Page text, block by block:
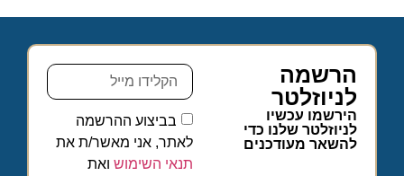
הרשמה
לניוזלטר
הירשמו עכשיו
לניוזלטר שלנו כדי
להשאר מעודכנים
בביצוע ההרשמה
לאתר, אני מאשר/ת את
תנאי השימוש ואת